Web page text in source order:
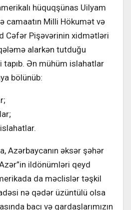
hüquqşünas Uilyam
camaatın Milli Hökumət və
Cəfər Pişəvərinin xidmətləri
alarkən tutduğu
tapıb. Ən mühüm islahatlar
bölünüb:
Azərbaycanın əksər şəhər
ildönümləri qeyd
da məclislər təşkil
nə qədər üzüntülü olsa
bacı və qardaşlarımızın